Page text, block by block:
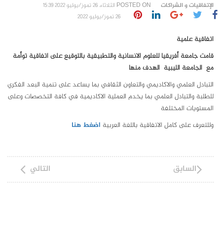
الإتفاقيات و الشراكات POSTED ON الثلاثاء، 26 تموز/يوليو 2022 15:39
26 تموز/يوليو 2022
اتفاقية علمية
قامت جامعة أفريقيا للعلوم الانسانية والتطبيقية بالتوقيع على اتفاقية توأمة
مع الجامعة الليبية الهدف منها
التبادل العلمي والاكاديمي والتعاون الثقافي بما يساعد على تنمية البعد الفكري
للطلبة والتبادل العلمي بما يخدم العملية الاكاديمية في كافة التخصصات وعلى
المستويات المختلفة
وللتعرف على كامل الاتفاقية باللغة العربية اضغط هنا
السابق التالي